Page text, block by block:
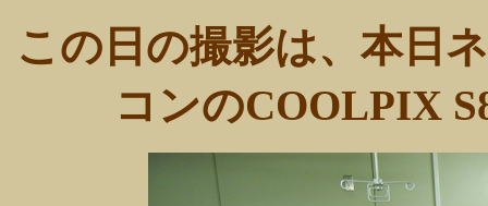
この日の撮影は、本日
コンのCOOLPIX